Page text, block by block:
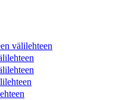
välilehteen